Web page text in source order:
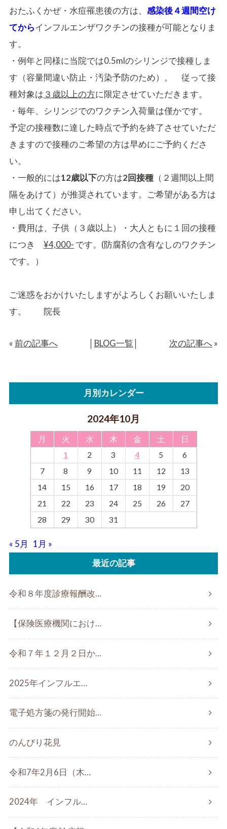
おたふくかぜ・水痘罹患後の方は、 感染後４週間空け
てからインフルエンザワクチンの接種が可能となりま
す。
・例年と同様に当院では0.5mlのシリンジで接種しま
す（容量間違い防止・汚染予防のため）。 従って接
種対象は ３歳以上の方に限定させていただきます。
・毎年、シリンジでのワクチン入荷量は僅かです。
予定の接種数に達した時点で予約を終了させていただ
きますので接種のご希望の方は早めにご予約くださ
い。
・一般的には12歳以下の方は2回接種（２週間以上間
隔をあけて）が推奨されています。ご希望がある方は
申し出てください。
・費用は、子供（３歳以上）・大人ともに１回の接種
につき ¥4,000- です。(防腐剤の含有なしのワクチン
です。）
ご迷惑をおかけいたしますがよろしくお願いいたしま
す。 院長
« 前の記事へ BLOG一覧 次の記事へ »
月別カレンダー
2024年10月
月 火 水 木 金 土
日
1
2 3 4 5
6
7
8 9 10 11 12
13
14
15 16 17 18 19
20
21
22 23 24 25 26
27
28
29 30 31
« 5月
1月 »
最近の記事
令和８年度診療報酬改…
【保険医療機関におけ…
令和７年１２月２日か…
2025年インフルエ…
電子処方箋の発行開始…
のんびり花見
令和7年2月6日（木…
2024年 インフル…